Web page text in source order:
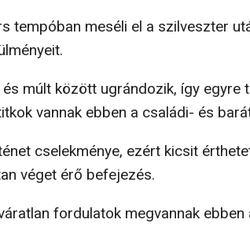
tempóban meséli el a szilveszter
múlt között ugrándozik, így egyre
vannak ebben a családi- és
cselekménye, ezért kicsit
véget érő befejezés.
fordulatok megvannak ebben